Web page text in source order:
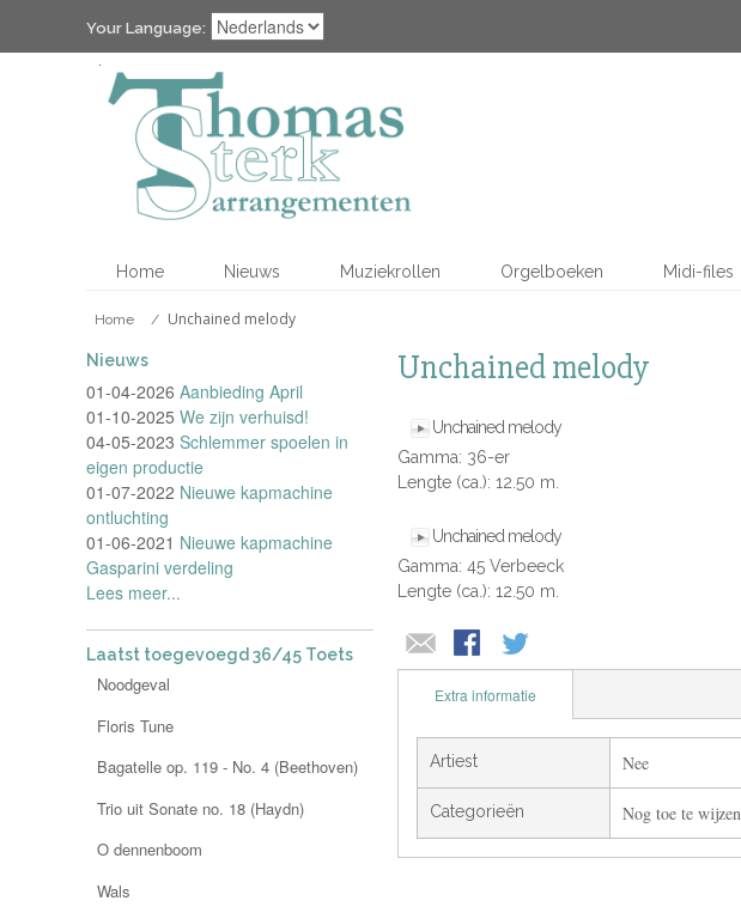
Your Language:
Home Nieuws Muziekrollen Orgelboeken Midi-files
Home / Unchained melody
Unchained melody
Unchained melody
Gamma: 36-er
Lengte (ca.): 12.50 m.
Unchained melody
Gamma: 45 Verbeeck
Lengte (ca.): 12.50 m.
Extra informatie
Artiest Nee
Categorieën Nog toe te wijzen
Nieuws
01-04-2026 Aanbieding April
01-10-2025 We zijn verhuisd!
04-05-2023 Schlemmer spoelen in
eigen productie
01-07-2022 Nieuwe kapmachine
ontluchting
01-06-2021 Nieuwe kapmachine
Gasparini verdeling
Lees meer...
Laatst toegevoegd 36/45 Toets
Noodgeval
Floris Tune
Bagatelle op. 119 - No. 4 (Beethoven)
Trio uit Sonate no. 18 (Haydn)
O dennenboom
Wals